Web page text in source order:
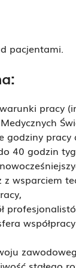
pacjentami.
pracy
godziny
40 godzin
wsparciem